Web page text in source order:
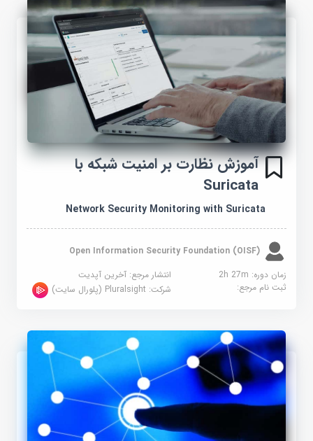
آموزش نظارت بر امنیت شبکه با
Suricata
Network Security Monitoring with Suricata
Open Information Security Foundation (OISF)
زمان دوره: 2h 27m
انتشار مرجع:آخرین آپدیت
ثبت نام مرجع:
شرکت:Pluralsight (پلورال سایت)